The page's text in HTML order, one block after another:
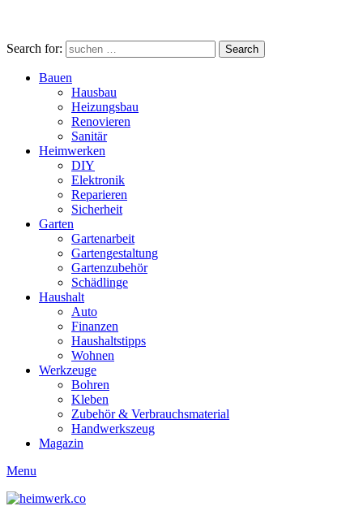
Search for: Search
Bauen
Hausbau
Heizungsbau
Renovieren
Sanitär
Heimwerken
DIY
Elektronik
Reparieren
Sicherheit
Garten
Gartenarbeit
Gartengestaltung
Gartenzubehör
Schädlinge
Haushalt
Auto
Finanzen
Haushaltstipps
Wohnen
Werkzeuge
Bohren
Kleben
Zubehör & Verbrauchsmaterial
Handwerkszeug
Magazin
Menu